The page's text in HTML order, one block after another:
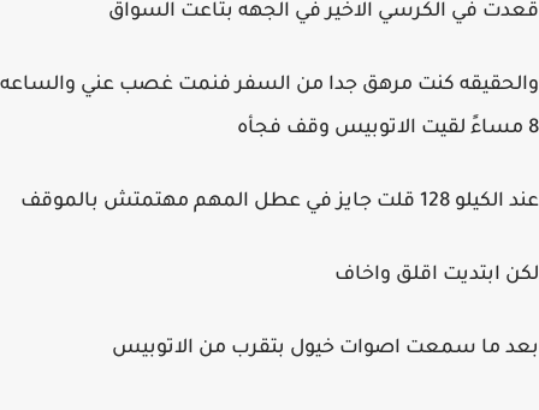
قعدت في الكرسي الاخير في الجهه بتاعت السواق
والحقيقه كنت مرهق جدا من السفر فنمت غصب عني والساعه
8 مساءً لقيت الاتوبيس وقف فجأه
عند الكيلو 128 قلت جايز في عطل المهم مهتمتش بالموقف
لكن ابتديت اقلق واخاف
بعد ما سمعت اصوات خيول بتقرب من الاتوبيس